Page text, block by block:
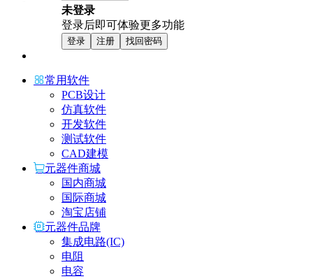
未登录
登录后即可体验更多功能
登录 注册 找回密码
常用软件
PCB设计
仿真软件
开发软件
测试软件
CAD建模
元器件商城
国内商城
国际商城
淘宝店铺
元器件品牌
集成电路(IC)
电阻
电容